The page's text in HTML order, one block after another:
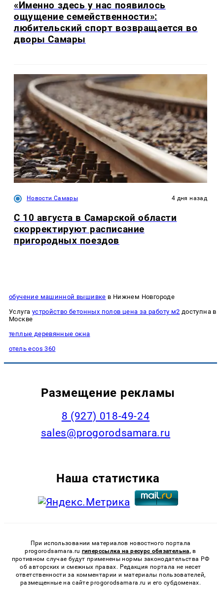
«Именно здесь у нас появилось
ощущение семейственности»:
любительский спорт возвращается во
дворы Самары
Новости Самары 4 дня назад
С 10 августа в Самарской области
скорректируют расписание
пригородных поездов
обучение машинной вышивке в Нижнем Новгороде
Услуга устройство бетонных полов цена за работу м2 доступна в
Москве
теплые деревянные окна
отель ecos 360
Размещение рекламы
8 (927) 018-49-24
sales@progorodsamara.ru
Наша статистика
При использовании материалов новостного портала
progorodsamara.ru гиперссылка на ресурс обязательна, в
противном случае будут применены нормы законодательства РФ
об авторских и смежных правах. Редакция портала не несет
ответственности за комментарии и материалы пользователей,
размещенные на сайте progorodsamara.ru и его субдоменах.